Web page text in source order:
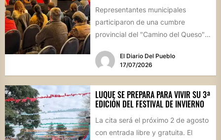
Representantes municipales
participaron de una cumbre
provincial del "Camino del Queso",
identidad productiva y...
El Diario Del Pueblo
17/07/2026
LUQUE SE PREPARA PARA VIVIR SU 3ª
EDICIÓN DEL FESTIVAL DE INVIERNO
La cita será el próximo 2 de agosto
con entrada libre y gratuita. El